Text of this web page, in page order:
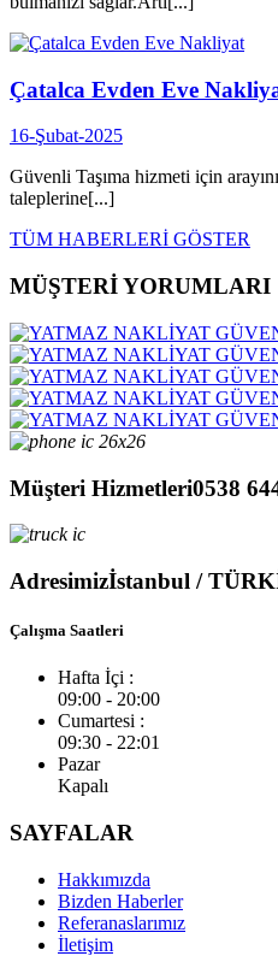
Çatalca Evden Eve
16-Şubat-2025
Güvenli Taşıma hizmeti için
taleplerine[...]
TÜM HABERLERİ GÖSTER
MÜŞTERİ YORUMLARI
Müşteri Hizmetleri0538
Adresimizİstanbul /
Çalışma Saatleri
Hafta İçi :
09:00 - 20:00
Cumartesi :
09:30 - 22:01
Pazar
Kapalı
SAYFALAR
Hakkımızda
Bizden Haberler
Referanaslarımız
İletişim